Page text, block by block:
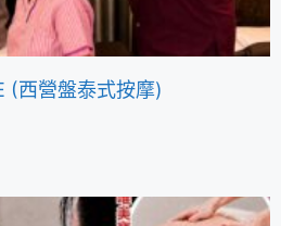
(西營盤泰式按摩)